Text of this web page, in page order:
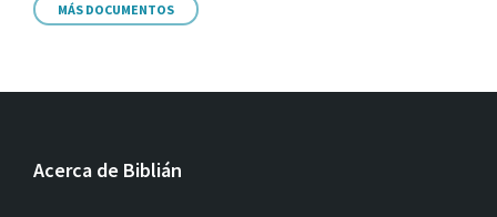
MÁS DOCUMENTOS
Acerca de Biblián